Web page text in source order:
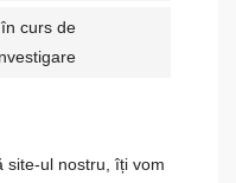
curs de
site-ul nostru, îți vom